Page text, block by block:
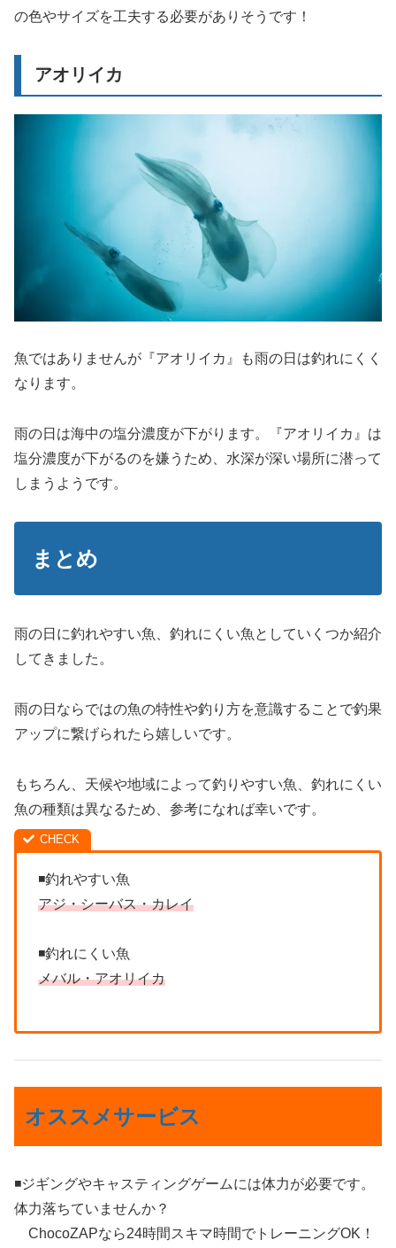
の色やサイズを工夫する必要がありそうです！
アオリイカ
魚ではありませんが『アオリイカ』も雨の日は釣れにくく
なります。
雨の日は海中の塩分濃度が下がります。『アオリイカ』は
塩分濃度が下がるのを嫌うため、水深が深い場所に潜って
しまうようです。
まとめ
雨の日に釣れやすい魚、釣れにくい魚としていくつか紹介
してきました。
雨の日ならではの魚の特性や釣り方を意識することで釣果
アップに繋げられたら嬉しいです。
もちろん、天候や地域によって釣りやすい魚、釣れにくい
魚の種類は異なるため、参考になれば幸いです。
◾️釣れやすい魚
アジ・シーバス・カレイ
◾️釣れにくい魚
メバル・アオリイカ
オススメサービス
◾️ジギングやキャスティングゲームには体力が必要です。
体力落ちていませんか？
ChocoZAPなら24時間スキマ時間でトレーニングOK！